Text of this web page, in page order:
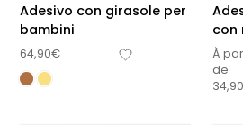
Adesivo con girasole per
bambini
64,90€
con
À
de
34,90